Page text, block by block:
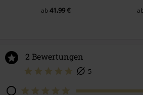
ab41,99 €
2 Bewertungen
5